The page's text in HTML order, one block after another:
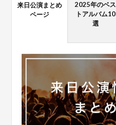
来日公演まとめ
ページ
2025年のベス
トアルバム10
選